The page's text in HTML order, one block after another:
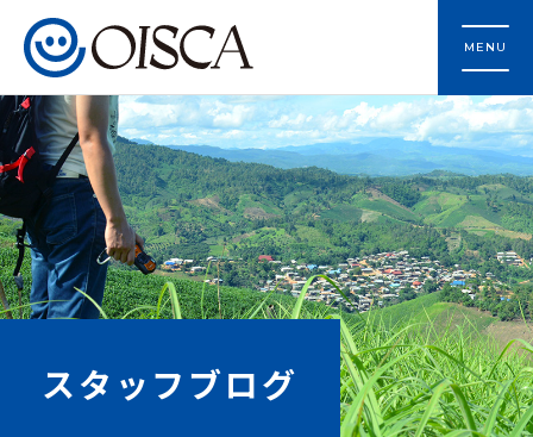
MENU
スタッフブログ